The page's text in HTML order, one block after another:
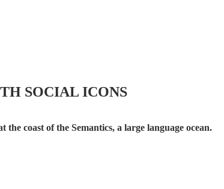
SOCIAL ICONS
coast of the Semantics, a large language ocean.